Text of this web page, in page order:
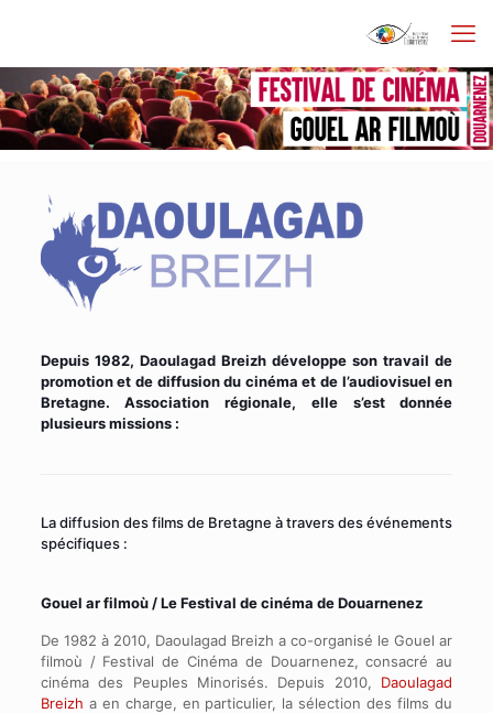
Depuis 1982, Daoulagad Breizhdéveloppe son travail de
promotion et de diffusion du cinéma et de l’audiovisuel en
Bretagne. Association régionale, elle s’est donnée
plusieurs missions :
La diffusion des films de Bretagne à travers des événements
spécifiques :
Gouel ar filmoù / Le Festival de cinéma de Douarnenez
De 1982 à 2010, Daoulagad Breizh a co-organisé le Gouel ar
filmoù / Festival de Cinéma de Douarnenez, consacré au
cinéma des Peuples Minorisés. Depuis 2010, Daoulagad
Breizh a en charge, en particulier, la sélection des films du